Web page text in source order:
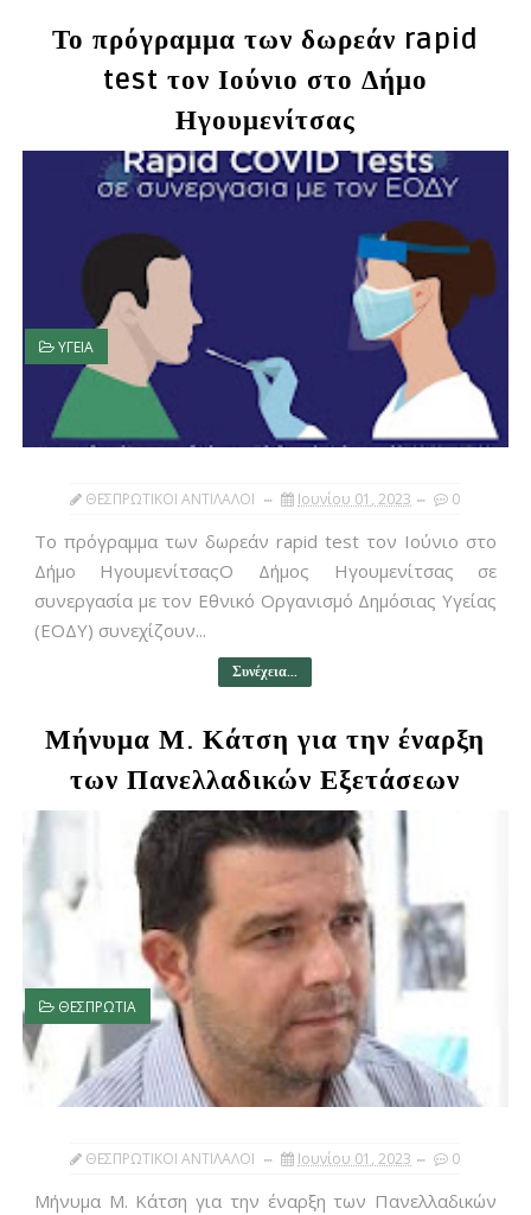
Το πρόγραμμα των δωρεάν rapid
test τον Ιούνιο στο Δήμο
Ηγουμενίτσας
ΥΓΕΙΑ
ΘΕΣΠΡΩΤΙΚΟΙ ΑΝΤΙΛΑΛΟΙ Ιουνίου 01, 2023 0
Το πρόγραμμα των δωρεάν rapid test τον Ιούνιο στο
Δήμο ΗγουμενίτσαςΟ Δήμος Ηγουμενίτσας σε
συνεργασία με τον Εθνικό Οργανισμό Δημόσιας Υγείας
(ΕΟΔΥ) συνεχίζουν...
Συνέχεια...
Μήνυμα Μ. Κάτση για την έναρξη
των Πανελλαδικών Εξετάσεων
ΘΕΣΠΡΩΤΙΑ
ΘΕΣΠΡΩΤΙΚΟΙ ΑΝΤΙΛΑΛΟΙ Ιουνίου 01, 2023 0
Μήνυμα Μ. Κάτση για την έναρξη των Πανελλαδικών